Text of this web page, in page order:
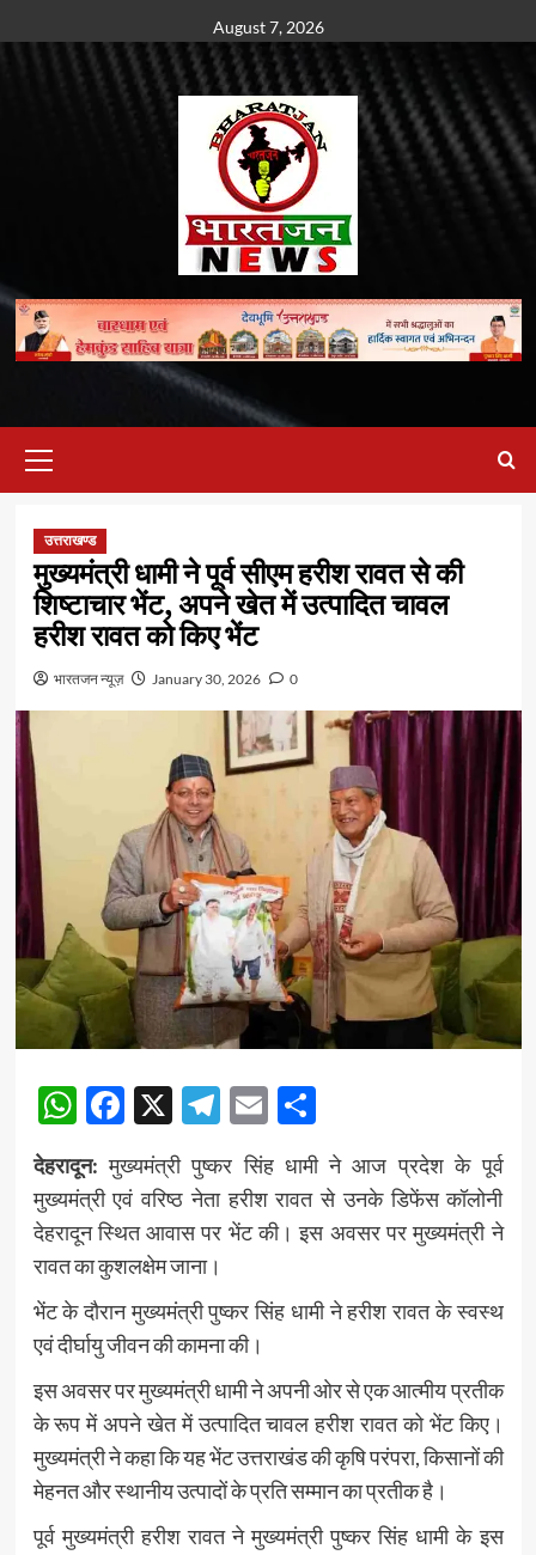
to
August 7, 2026
Menu
उत्तराखण्ड
मुख्यमंत्री धामी ने पूर्व सीएम हरीश रावत से की
शिष्टाचार भेंट, अपने खेत में उत्पादित चावल
हरीश रावत को किए भेंट
भारतजन न्यूज़ January 30, 2026 0
WhatsApp
Facebook
X Telegram
EmailShare
देहरादून: मुख्यमंत्री पुष्कर सिंह धामी ने आज प्रदेश के पूर्व
मुख्यमंत्री एवं वरिष्ठ नेता हरीश रावत से उनके डिफेंस कॉलोनी
देहरादून स्थित आवास पर भेंट की। इस अवसर पर मुख्यमंत्री ने
रावत का कुशलक्षेम जाना।
भेंट के दौरान मुख्यमंत्री पुष्कर सिंह धामी ने हरीश रावत के स्वस्थ
एवं दीर्घायु जीवन की कामना की।
इस अवसर पर मुख्यमंत्री धामी ने अपनी ओर से एक आत्मीय प्रतीक
के रूप में अपने खेत में उत्पादित चावल हरीश रावत को भेंट किए।
मुख्यमंत्री ने कहा कि यह भेंट उत्तराखंड की कृषि परंपरा, किसानों की
मेहनत और स्थानीय उत्पादों के प्रति सम्मान का प्रतीक है।
पूर्व मुख्यमंत्री हरीश रावत ने मुख्यमंत्री पुष्कर सिंह धामी के इस